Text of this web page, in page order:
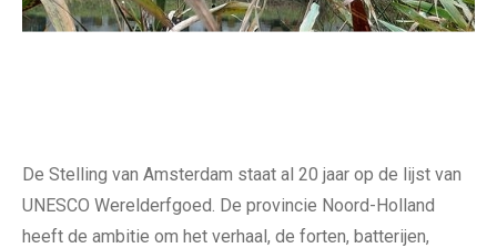
De Stelling van Amsterdam staat al 20 jaar op de lijst van
UNESCO Werelderfgoed. De provincie Noord-Holland
heeft de ambitie om het verhaal, de forten, batterijen,